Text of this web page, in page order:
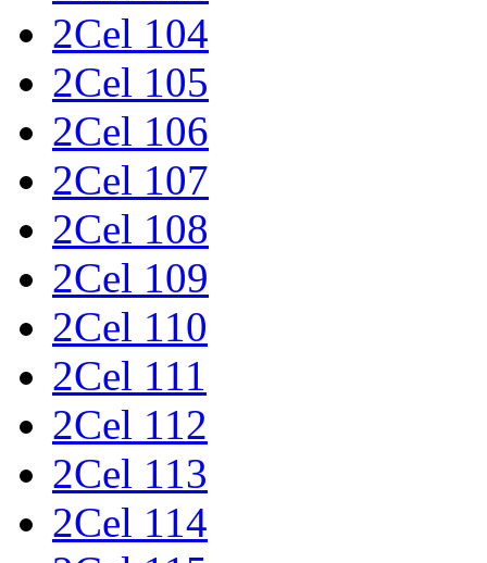
2Cel 104
2Cel 105
2Cel 106
2Cel 107
2Cel 108
2Cel 109
2Cel 110
2Cel 111
2Cel 112
2Cel 113
2Cel 114